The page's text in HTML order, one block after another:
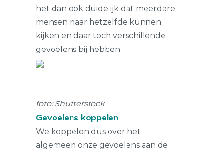
het dan ook duidelijk dat meerdere
mensen naar hetzelfde kunnen
kijken en daar toch verschillende
gevoelens bij hebben.
foto: Shutterstock
Gevoelens koppelen
We koppelen dus over het
algemeen onze gevoelens aan de